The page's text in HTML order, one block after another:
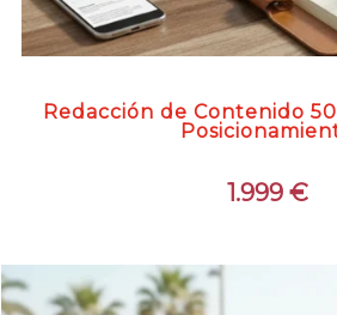
Redacción de Contenido
1.999 €